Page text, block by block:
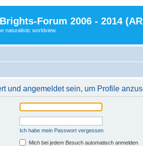
Forum 2006 - 2014
naturalistic worldview.
und angemeldet sein, um Profile
Ich habe mein Passwort vergessen
Mich bei jedem Besuch automatisch anmelden